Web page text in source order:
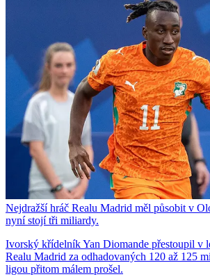
Nejdražší hráč Realu Madrid měl působit v
nyní stojí tři miliardy.
Ivorský křídelník Yan Diomande přestoupil v
Realu Madrid za odhadovaných 120 až 125
ligou přitom málem prošel.